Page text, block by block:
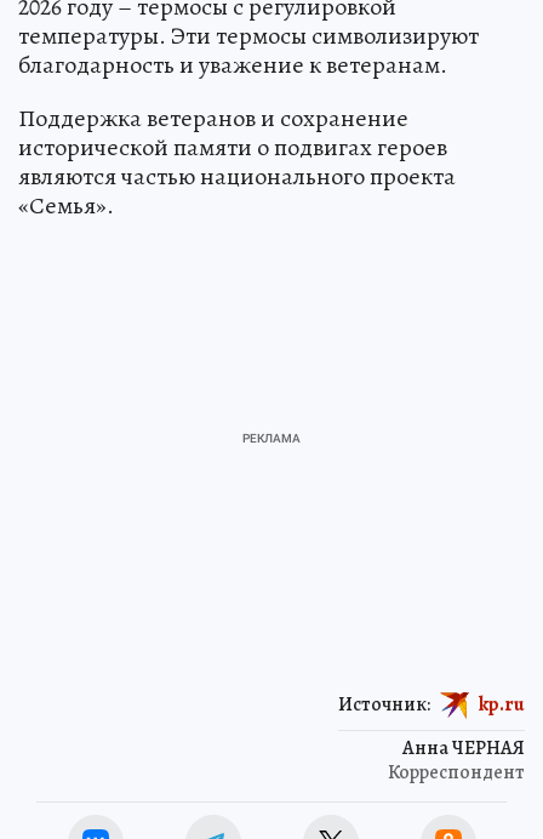
2026 году – термосы с регулировкой
температуры. Эти термосы символизируют
благодарность и уважение к ветеранам.
Поддержка ветеранов и сохранение
исторической памяти о подвигах героев
являются частью национального проекта
«Семья».
Анна ЧЕРНАЯ
Корреспондент
Источник: kp.ru